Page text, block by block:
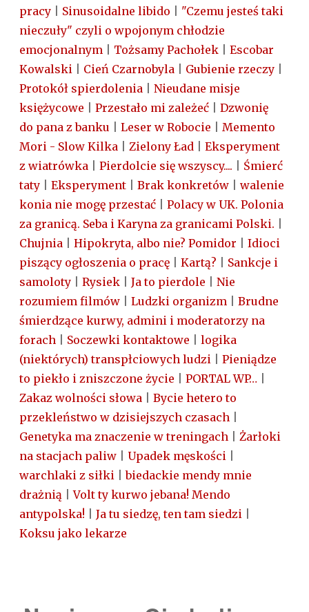
pracy
Sinusoidalne libido
"Czemu jesteś taki
nieczuły" czyli o wpojonym chłodzie
emocjonalnym
Tożsamy Pachołek
Escobar
Kowalski
Cień Czarnobyla Gubienie rzeczy
Protokół spierdolenia
Nieudane misje
księżycowe
Przestało mi zależeć
Dzwonię
do pana z banku
Leser w Robocie
Memento
Mori - Slow Kilka
Zielony Ład
Eksperyment
z wiatrówka
Pierdolcie się wszyscy....
Śmierć
taty
Eksperyment Brak konkretów
walenie
konia nie mogę przestać
Polacy w UK. Polonia
za granicą. Seba i Karyna za granicami Polski.
Chujnia
Hipokryta, albo nie? Pomidor
Idioci
piszący ogłoszenia o pracę
Kartą?
Sankcje i
samoloty
Rysiek Ja to pierdole
Nie
rozumiem filmów
Ludzki organizm
Brudne
śmierdzące kurwy, admini i moderatorzy na
forach
Soczewki kontaktowe
logika
(niektórych) transpłciowych ludzi
Pieniądze
to piekło i zniszczone życie
PORTAL WP…
Zakaz wolności słowa
Bycie hetero to
przekleństwo w dzisiejszych czasach
Genetyka ma znaczenie w treningach
Żarłoki
na stacjach paliw
Upadek męskości
warchlaki z siłki |biedackie mendy mnie
drażnią |Volt ty kurwo jebana! Mendo
antypolska!
Ja tu siedzę, ten tam siedzi
Koksu jako lekarze